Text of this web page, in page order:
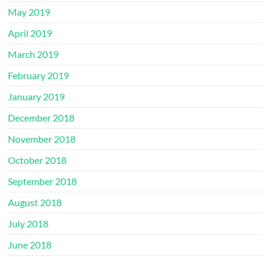
May 2019
April 2019
March 2019
February 2019
January 2019
December 2018
November 2018
October 2018
September 2018
August 2018
July 2018
June 2018